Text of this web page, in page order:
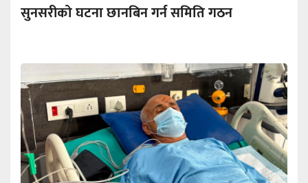
सुनसरीको घटना छानबिन गर्न समिति गठन